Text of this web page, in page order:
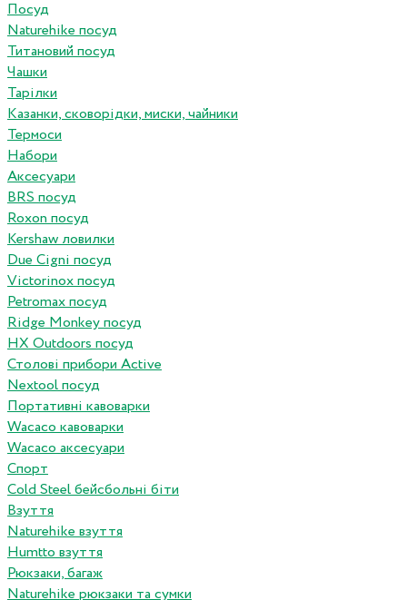
Посуд
Naturehike посуд
Титановий посуд
Чашки
Тарілки
Казанки, сковорідки, миски, чайники
Термоси
Набори
Аксесуари
BRS посуд
Roxon посуд
Kershaw ловилки
Due Cigni посуд
Victorinox посуд
Petromax посуд
Ridge Monkey посуд
HX Outdoors посуд
Столові прибори Active
Nextool посуд
Портативні кавоварки
Wacaco кавоварки
Wacaco аксесуари
Спорт
Cold Steel бейсбольні біти
Взуття
Naturehike взуття
Humtto взуття
Рюкзаки, багаж
Naturehike рюкзаки та сумки